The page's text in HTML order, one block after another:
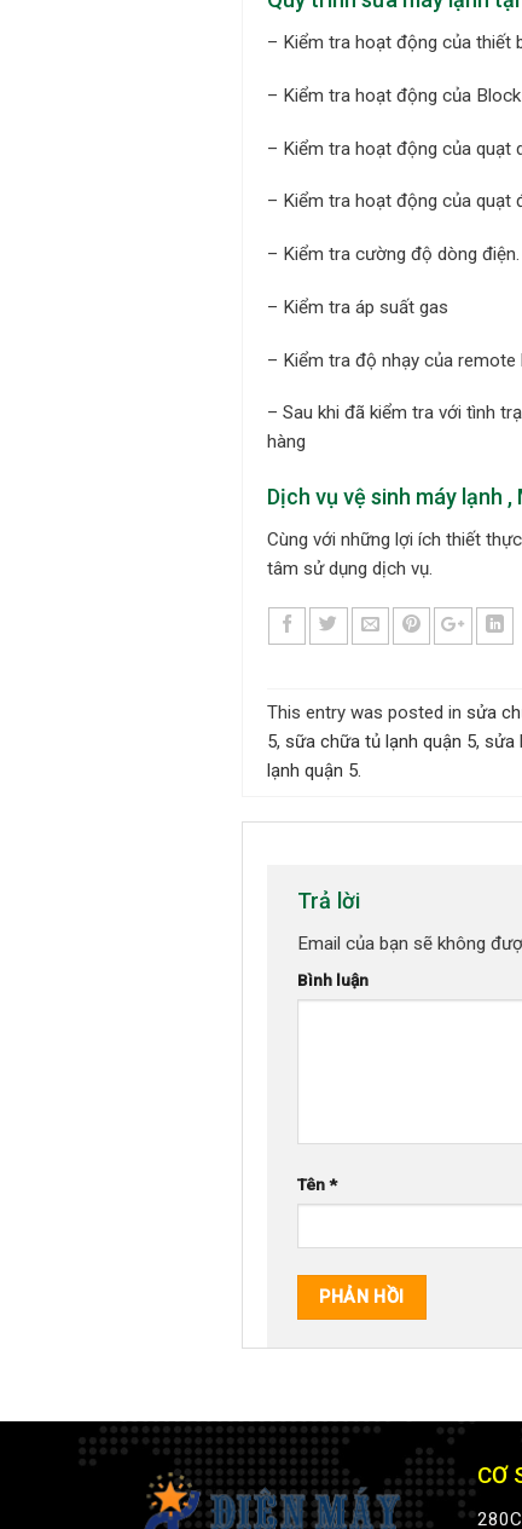
– Kiểm tra hoạt động của thiết
– Kiểm tra hoạt động của
– Kiểm tra hoạt động của quạt
– Kiểm tra hoạt động của quạt
– Kiểm tra cường độ dòng điện.
– Kiểm tra áp suất gas
– Kiểm tra độ nhạy của
– Sau khi đã kiểm tra với tình
hàng
Dịch vụ vệ sinh máy lạnh
Cùng với những lợi ích thiết
tâm sử dụng dịch vụ.
This entry was posted in sửa
5, sữa chữa tủ lạnh quận 5, sửa
lạnh quận 5.
Trả lời
Email của bạn sẽ không
Bình luận
Tên*
CƠ